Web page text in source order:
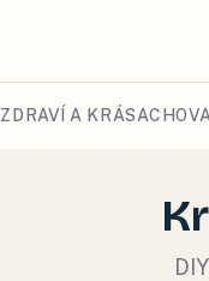
ZDRAVÍ A KRÁSA